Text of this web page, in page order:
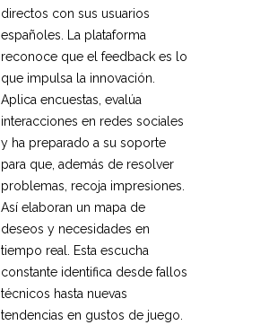
directos con sus usuarios
españoles. La plataforma
reconoce que el feedback es lo
que impulsa la innovación.
Aplica encuestas, evalúa
interacciones en redes sociales
y ha preparado a su soporte
para que, además de resolver
problemas, recoja impresiones.
Así elaboran un mapa de
deseos y necesidades en
tiempo real. Esta escucha
constante identifica desde fallos
técnicos hasta nuevas
tendencias en gustos de juego.